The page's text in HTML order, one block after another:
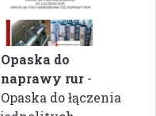
Opaska do
naprawy rur -
Opaska do łączenia